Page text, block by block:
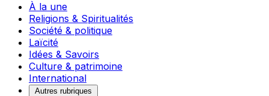
À la une
Religions & Spiritualités
Société & politique
Laïcité
Idées & Savoirs
Culture & patrimoine
International
Autres rubriques